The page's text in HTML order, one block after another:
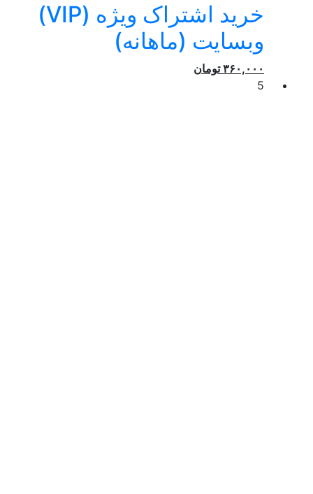
خرید اشتراک ویژه (VIP)
وبسایت (ماهانه)
۳۶۰,۰۰۰ تومان
5